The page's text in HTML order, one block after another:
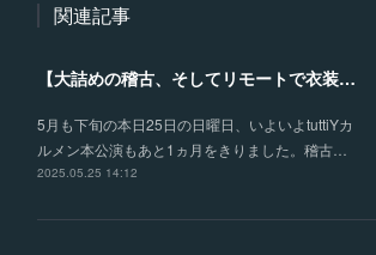
関連記事
【大詰めの稽古、そしてリモートで衣装合わせを行いました】
5月も下旬の本日25日の日曜日、いよいよtuttiYカ
ルメン本公演もあと1ヵ月をきりました。稽古…
2025.05.25 14:12